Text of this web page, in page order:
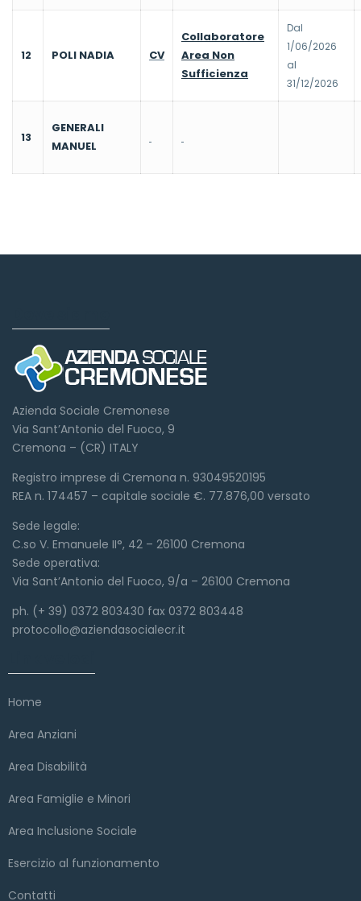
12 POLI NADIA CV
Collaboratore
Area Non
Sufficienza
Dal
1/06/2026
al
31/12/2026
13
GENERALI
MANUEL
Azienda Sociale Cremonese
Via Sant’Antonio del Fuoco, 9
Cremona – (CR) ITALY
Registro imprese di Cremona n. 93049520195
REA n. 174457 – capitale sociale €. 77.876,00 versato
Sede legale:
C.so V. Emanuele II°, 42 – 26100 Cremona
Sede operativa:
Via Sant’Antonio del Fuoco, 9/a – 26100 Cremona
ph. (+ 39) 0372 803430 fax 0372 803448
protocollo@aziendasocialecr.it
Home
Area Anziani
Area Disabilità
Area Famiglie e Minori
Area Inclusione Sociale
Esercizio al funzionamento
Contatti